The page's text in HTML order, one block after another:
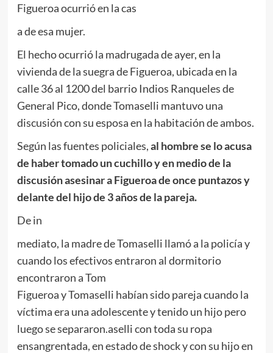
Figueroa ocurrió en la cas
a de esa mujer.
El hecho ocurrió la madrugada de ayer, en la
vivienda de la suegra de Figueroa, ubicada en la
calle 36 al 1200 del barrio Indios Ranqueles de
General Pico, donde Tomaselli mantuvo una
discusión con su esposa en la habitación de ambos.
Según las fuentes policiales,al hombre se lo acusa
de haber tomado un cuchillo y en medio de la
discusión asesinar a Figueroa de once puntazos y
delante del hijo de 3 años de la pareja.
De in
mediato, la madre de Tomaselli llamó a la policía y
cuando los efectivos entraron al dormitorio
encontraron a Tom
Figueroa y Tomaselli habían sido pareja cuando la
víctima era una adolescente y tenido un hijo pero
luego se separaron.aselli con toda su ropa
ensangrentada, en estado de shock y con su hijo en